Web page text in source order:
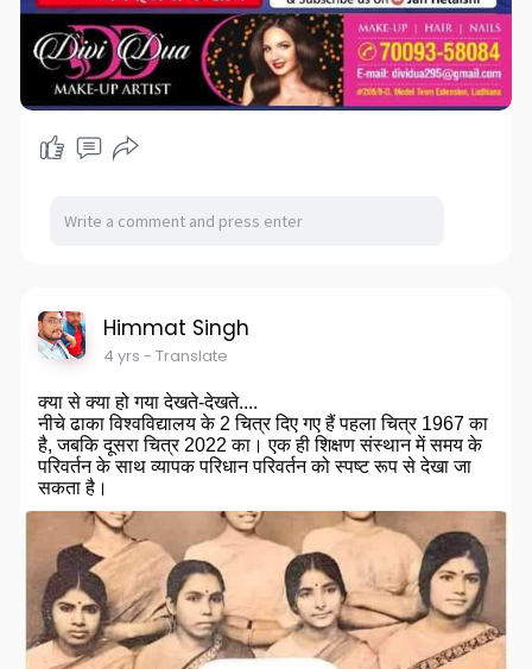
Himmat Singh
4 yrs - Translate
क्या से क्या हो गया देखते-देखते....
नीचे ढाका विश्वविद्यालय के 2 चित्र दिए गए हैं पहला चित्र 1967 का
है, जबकि दूसरा चित्र 2022 का। एक ही शिक्षण संस्थान में समय के
परिवर्तन के साथ व्यापक परिधान परिवर्तन को स्पष्ट रूप से देखा जा
सकता है।